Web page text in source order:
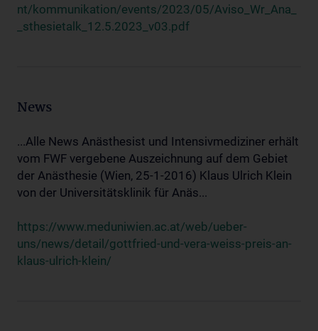
nt/kommunikation/events/2023/05/Aviso_Wr_Ana_
_sthesietalk_12.5.2023_v03.pdf
News
...Alle News Anästhesist und Intensivmediziner erhält
vom FWF vergebene Auszeichnung auf dem Gebiet
der Anästhesie (Wien, 25-1-2016) Klaus Ulrich Klein
von der Universitätsklinik für Anäs...
https://www.meduniwien.ac.at/web/ueber-
uns/news/detail/gottfried-und-vera-weiss-preis-an-
klaus-ulrich-klein/